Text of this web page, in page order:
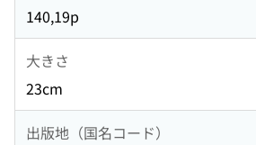
140,19p
大きさ
23cm
出版地（国名コード）